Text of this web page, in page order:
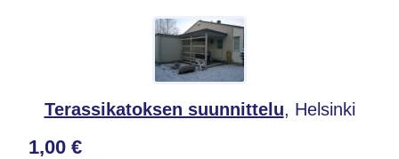
Terassikatoksen suunnittelu, Helsinki
1,00 €